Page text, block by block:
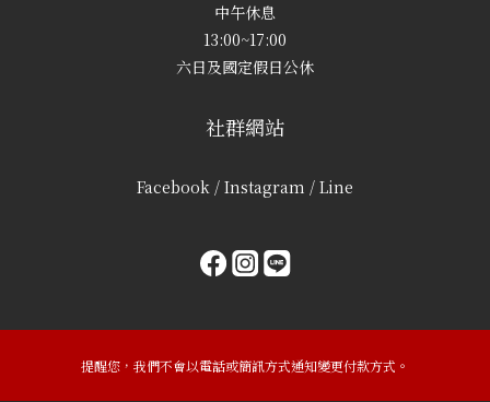
中午休息
13:00~17:00
六日及國定假日公休
社群網站
Facebook / Instagram / Line
提醒您，我們不會以電話或簡訊方式通知變更付款方式。